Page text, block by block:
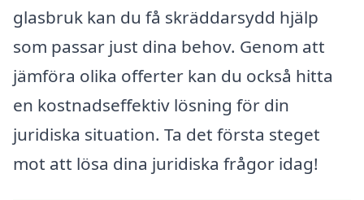
glasbruk kan du få skräddarsydd hjälp
som passar just dina behov. Genom att
jämföra olika offerter kan du också hitta
en kostnadseffektiv lösning för din
juridiska situation. Ta det första steget
mot att lösa dina juridiska frågor idag!